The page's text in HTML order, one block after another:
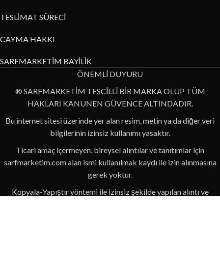
TESLİMAT SÜRECİ
CAYMA HAKKI
SARFMARKETİM BAYİLİK
ÖNEMLİ DUYURU
® SARFMARKETİM TESCİLLİ BİR MARKA OLUP TÜM
HAKLARI KANUNEN GÜVENCE ALTINDADIR.
Bu internet sitesi üzerinde yer alan resim, metin ya da diğer veri
bilgilerinin izinsiz kullanımı yasaktır.
Ticari amaç içermeyen, bireysel alıntılar ve tanıtımlar için
sarfmarketim.com alan ismi kullanılmak kaydı ile izin alınmasına
gerek yoktur.
Kopyala-Yapıştır yöntemi ile izinsiz şekilde yapılan alıntı ve